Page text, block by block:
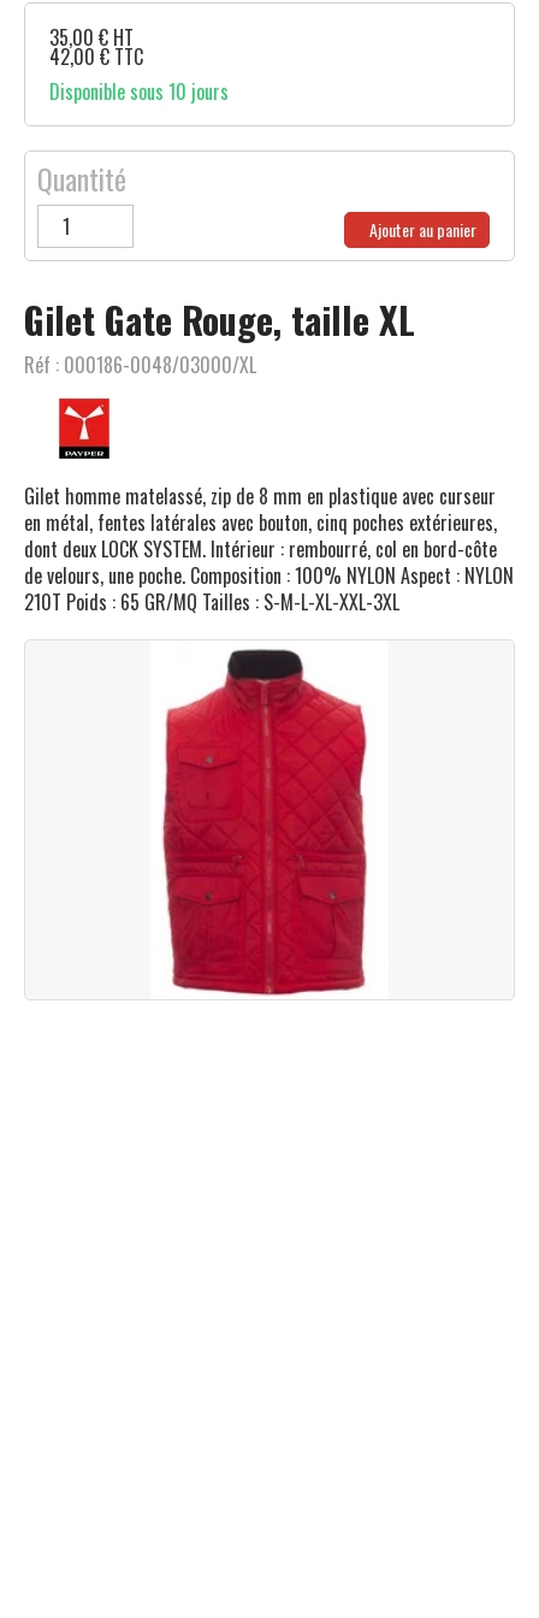
Gilet Gate Rouge, taille XL
Réf : 000186-0048/03000/XL
Gilet homme matelassé, zip de 8 mm en plastique avec curseur
en métal, fentes latérales avec bouton, cinq poches extérieures,
dont deux LOCK SYSTEM. Intérieur : rembourré, col en bord-côte
de velours, une poche. Composition : 100% NYLON Aspect : NYLON
210T Poids : 65 GR/MQ Tailles : S-M-L-XL-XXL-3XL
35,00 € HT
42,00 € TTC
Disponible sous 10 jours
Quantité
Ajouter au panier